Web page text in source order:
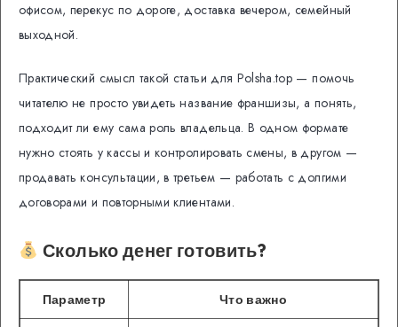
офисом, перекус по дороге, доставка вечером, семейный
выходной.
Практический смысл такой статьи для Polsha.top — помочь
читателю не просто увидеть название франшизы, а понять,
подходит ли ему сама роль владельца. В одном формате
нужно стоять у кассы и контролировать смены, в другом —
продавать консультации, в третьем — работать с долгими
договорами и повторными клиентами.
Сколько денег готовить?
Параметр Что важно